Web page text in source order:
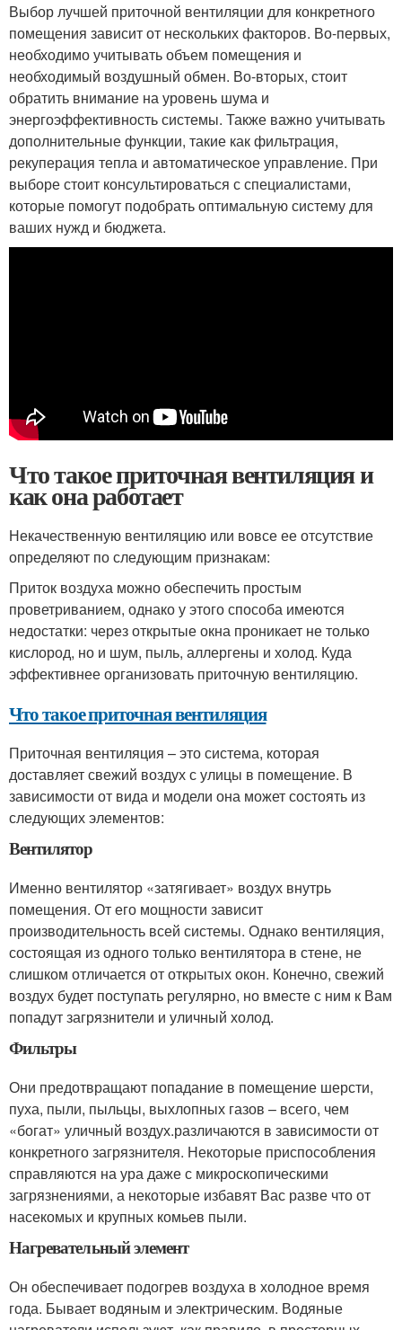
Выбор лучшей приточной вентиляции для конкретного
помещения зависит от нескольких факторов. Во-первых,
необходимо учитывать объем помещения и
необходимый воздушный обмен. Во-вторых, стоит
обратить внимание на уровень шума и
энергоэффективность системы. Также важно учитывать
дополнительные функции, такие как фильтрация,
рекуперация тепла и автоматическое управление. При
выборе стоит консультироваться с специалистами,
которые помогут подобрать оптимальную систему для
ваших нужд и бюджета.
Что такое приточная вентиляция и
как она работает
Некачественную вентиляцию или вовсе ее отсутствие
определяют по следующим признакам:
Приток воздуха можно обеспечить простым
проветриванием, однако у этого способа имеются
недостатки: через открытые окна проникает не только
кислород, но и шум, пыль, аллергены и холод. Куда
эффективнее организовать приточную вентиляцию.
Что такое приточная вентиляция
Приточная вентиляция – это система, которая
доставляет свежий воздух с улицы в помещение. В
зависимости от вида и модели она может состоять из
следующих элементов:
Вентилятор
Именно вентилятор «затягивает» воздух внутрь
помещения. От его мощности зависит
производительность всей системы. Однако вентиляция,
состоящая из одного только вентилятора в стене, не
слишком отличается от открытых окон. Конечно, свежий
воздух будет поступать регулярно, но вместе с ним к Вам
попадут загрязнители и уличный холод.
Фильтры
Они предотвращают попадание в помещение шерсти,
пуха, пыли, пыльцы, выхлопных газов – всего, чем
«богат» уличный воздух.различаются в зависимости от
конкретного загрязнителя. Некоторые приспособления
справляются на ура даже с микроскопическими
загрязнениями, а некоторые избавят Вас разве что от
насекомых и крупных комьев пыли.
Нагревательный элемент
Он обеспечивает подогрев воздуха в холодное время
года. Бывает водяным и электрическим. Водяные